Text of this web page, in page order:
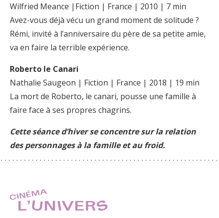
Wilfried Meance |Fiction | France | 2010 | 7 min
Avez-vous déjà vécu un grand moment de solitude ?
Rémi, invité à l’anniversaire du père de sa petite amie,
va en faire la terrible expérience.
Roberto le Canari
Nathalie Saugeon | Fiction | France | 2018 | 19 min
La mort de Roberto, le canari, pousse une famille à
faire face à ses propres chagrins.
Cette séance d’hiver se concentre sur la relation
des personnages à la famille et au froid.